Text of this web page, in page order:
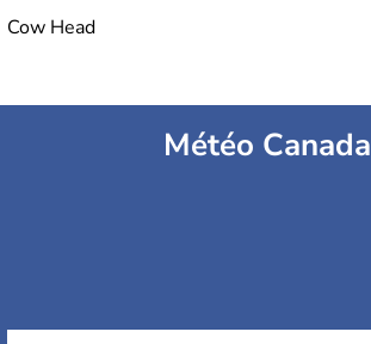
Cow Head
Météo Canada